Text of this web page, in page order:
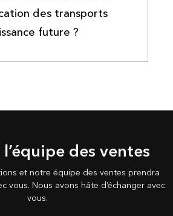
des transports
future ?
des ventes
et notre équipe des ventes prendra
vous. Nous avons hâte d’échanger avec
vous.